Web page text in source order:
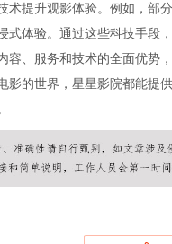
术提升观影体验。例如，部
式体验。通过这些科技手段
容、服务和技术的全面优势
影的世界，星星影院都能提